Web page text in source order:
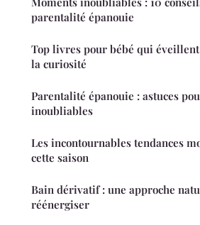
parentalité épanouie
Top livres pour bébé qui
la curiosité
Parentalité épanouie : astuces
inoubliables
Les incontournables tendances
cette saison
Bain dérivatif : une approche
réénergiser